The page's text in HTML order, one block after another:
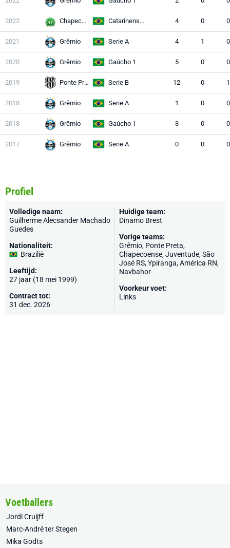
2022 Chapecoense Catarinense 1 4 0 0
2021 Grêmio Serie A 4 1 0
2020 Grêmio Gaúcho 1 5 0 0
2019 Ponte Preta Serie B 12 0 1
2018 Grêmio Serie A 1 0 0
2018 Grêmio Gaúcho 1 3 0 0
2017 Grêmio Serie A 0 0 0
Profiel
Volledige naam:
Guilherme Alecsander Machado
Guedes
Nationaliteit:
Brazilië
Leeftijd:
27 jaar (18 mei 1999)
Contract tot:
31 dec. 2026
Huidige team:
Dinamo Brest
Vorige teams:
Grêmio, Ponte Preta,
Chapecoense,Juventude, São
José RS, Ypiranga, América RN,
Navbahor
Voorkeur voet:
Links
Voetballers
Jordi Cruijff
Marc-André ter Stegen
Mika Godts